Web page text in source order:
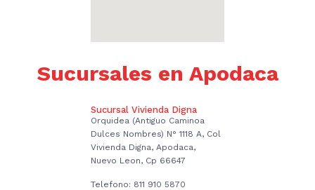
Sucursales en Apodaca
Sucursal Vivienda Digna
Orquidea (Antiguo Caminoa
Dulces Nombres) N° 1118 A, Col
Vivienda Digna, Apodaca,
Nuevo Leon, Cp 66647
Telefono: 811 910 5870